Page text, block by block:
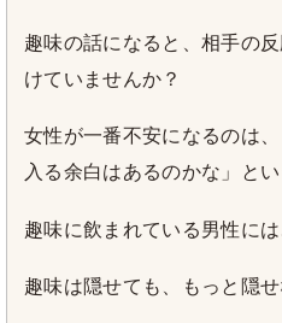
趣味の話になると、相手の
けていませんか？
女性が一番不安になるのは
入る余白はあるのかな」とい
趣味に飲まれている男性に
趣味は隠せても、もっと隠